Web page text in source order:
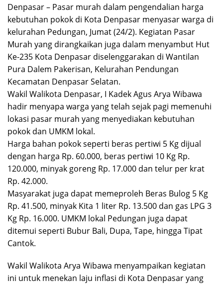
Denpasar – Pasar murah dalam pengendalian harga
kebutuhan pokok di Kota Denpasar menyasar warga di
kelurahan Pedungan, Jumat (24/2). Kegiatan Pasar
Murah yang dirangkaikan juga dalam menyambut Hut
Ke-235 Kota Denpasar diselenggarakan di Wantilan
Pura Dalem Pakerisan, Kelurahan Pendungan
Kecamatan Denpasar Selatan.
Wakil Walikota Denpasar, I Kadek Agus Arya Wibawa
hadir menyapa warga yang telah sejak pagi memenuhi
lokasi pasar murah yang menyediakan kebutuhan
pokok dan UMKM lokal.
Harga bahan pokok seperti beras pertiwi 5 Kg dijual
dengan harga Rp. 60.000, beras pertiwi 10 Kg Rp.
120.000, minyak goreng Rp. 17.000 dan telur per krat
Rp. 42.000.
Masyarakat juga dapat memeproleh Beras Bulog 5 Kg
Rp. 41.500, minyak Kita 1 liter Rp. 13.500 dan gas LPG 3
Kg Rp. 16.000. UMKM lokal Pedungan juga dapat
ditemui seperti Bubur Bali, Dupa, Tape, hingga Tipat
Cantok.
Wakil Walikota Arya Wibawa menyampaikan kegiatan
ini untuk menekan laju inflasi di Kota Denpasar yang